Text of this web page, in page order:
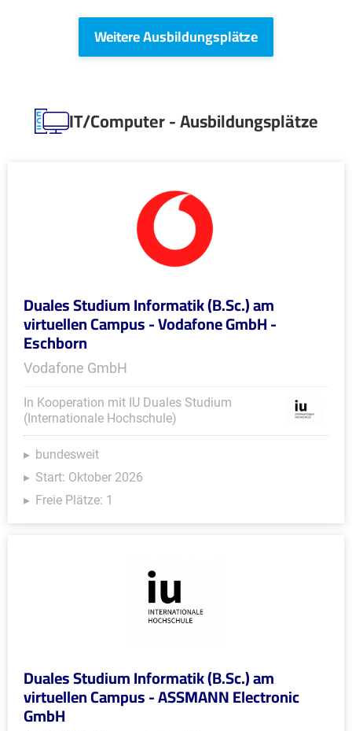
Weitere Ausbildungsplätze
IT/Computer - Ausbildungsplätze
Duales Studium Informatik (B.Sc.) am
virtuellen Campus - Vodafone GmbH -
Eschborn
Vodafone GmbH
In Kooperation mit IU Duales Studium
(Internationale Hochschule)
bundesweit
Start: Oktober 2026
Freie Plätze: 1
Duales Studium Informatik (B.Sc.) am
virtuellen Campus - ASSMANN Electronic
GmbH